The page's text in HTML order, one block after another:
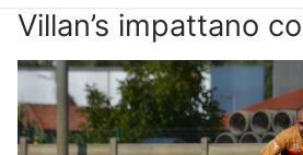
Villan’s impattano